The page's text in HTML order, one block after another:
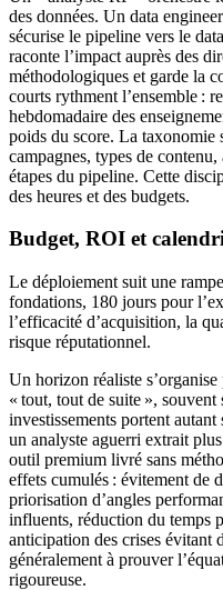
des données. Un data
sécurise le pipeline vers le
raconte l’impact auprès des
méthodologiques et garde la
courts rythment l’ensemble :
hebdomadaire des
poids du score. La taxonomie
campagnes, types de contenu,
étapes du pipeline. Cette
des heures et des budgets.
Budget, ROI et
Le déploiement suit une
fondations, 180 jours pour
l’efficacité d’acquisition, la
risque réputationnel.
Un horizon réaliste
« tout, tout de suite »,
investissements portent autant
un analyste aguerri extrait
outil premium livré sans
effets cumulés : évitement de
priorisation d’angles
influents, réduction du temps
anticipation des crises évitant
généralement à prouver
rigoureuse.